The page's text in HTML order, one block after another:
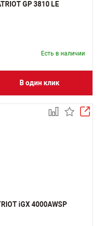
GP 3810 LE
Есть в наличии
В один клик
iGX 4000AWSP